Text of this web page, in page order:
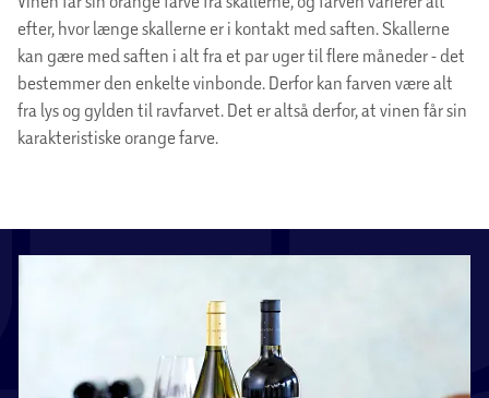
efter, hvor længe skallerne er i kontakt med saften. Skallerne
kan gære med saften i alt fra et par uger til flere måneder - det
bestemmer den enkelte vinbonde. Derfor kan farven være alt
fra lys og gylden til ravfarvet. Det er altså derfor, at vinen får sin
karakteristiske orange farve.